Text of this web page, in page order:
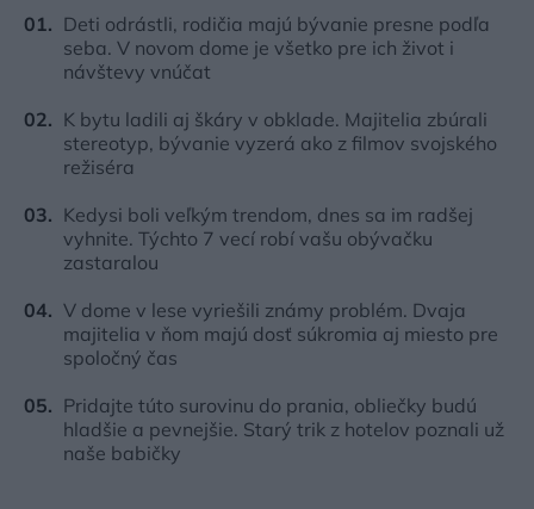
Deti odrástli, rodičia majú bývanie presne podľa
seba. V novom dome je všetko pre ich život i
návštevy vnúčat
K bytu ladili aj škáry v obklade. Majitelia zbúrali
stereotyp, bývanie vyzerá ako z filmov svojského
režiséra
Kedysi boli veľkým trendom, dnes sa im radšej
vyhnite. Týchto 7 vecí robí vašu obývačku
zastaralou
V dome v lese vyriešili známy problém. Dvaja
majitelia v ňom majú dosť súkromia aj miesto pre
spoločný čas
Pridajte túto surovinu do prania, obliečky budú
hladšie a pevnejšie. Starý trik z hotelov poznali už
naše babičky